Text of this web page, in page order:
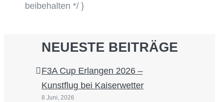
beibehalten */ }
NEUESTE BEITRÄGE
F3A Cup Erlangen 2026 –
Kunstflug bei Kaiserwetter
8 Juni, 2026